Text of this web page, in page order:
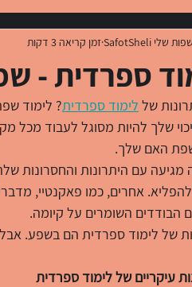
רוסית לימוד יוונית הבנת
ספרדית -
שפות שלי SafotSheli זמן קריאה 3 דקות
של לימוד ספרדית? לימוד
שלך להיות מסוגל לעבוד מכל
האם שלך.
עם היתרונות והחסרונות
אחרים, כמו פאקנטיי,
הבודדים השומרים על קיומה.
של לימוד ספרדית הם בשפע.